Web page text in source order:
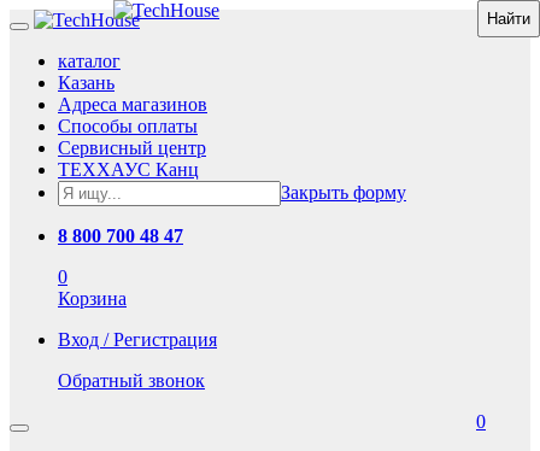
каталог
Казань
Адреса магазинов
Способы оплаты
Сервисный центр
ТЕХХАУС Канц
Закрыть форму
8 800 700 48 47
0
Корзина
Вход / Регистрация
Обратный звонок
0